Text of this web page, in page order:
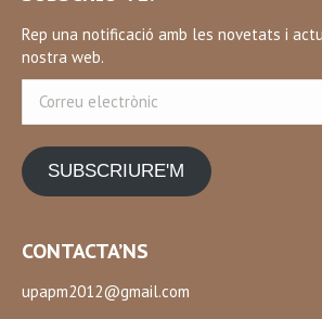
Rep una notificació amb les novetats i
nostra web.
electrònic
SUBSCRIURE'M
CONTACTA’NS
upapm2012@gmail.com